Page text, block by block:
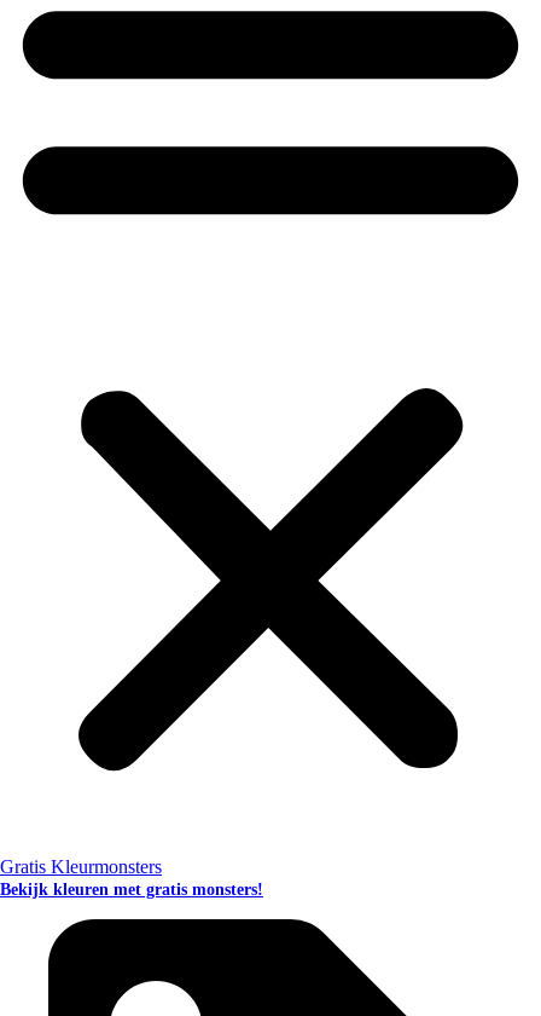
Gratis Kleurmonsters
Bekijk kleuren met gratis monsters!